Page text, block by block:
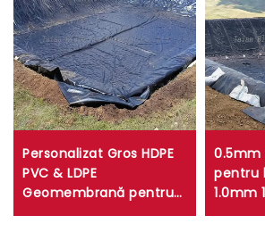
Personalizat Gros HDPE
PVC & LDPE
Geomembrană pentru
Bardă de Piscină Foi
0.5mm
pentru
1.0mm
HDPE